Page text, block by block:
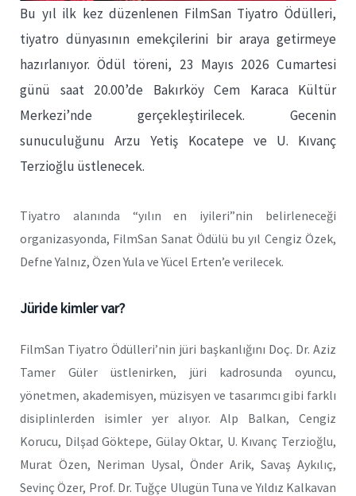
Bu yıl ilk kez düzenlenen FilmSan Tiyatro Ödülleri,
tiyatro dünyasının emekçilerini bir araya getirmeye
hazırlanıyor. Ödül töreni, 23 Mayıs 2026 Cumartesi
günü saat 20.00’de Bakırköy Cem Karaca Kültür
Merkezi’nde gerçekleştirilecek. Gecenin
sunuculuğunu Arzu Yetiş Kocatepe ve U. Kıvanç
Terzioğlu üstlenecek.
Tiyatro alanında “yılın en iyileri”nin belirleneceği
organizasyonda, FilmSan Sanat Ödülü bu yıl Cengiz Özek,
Defne Yalnız, Özen Yula ve Yücel Erten’e verilecek.
Jüride kimler var?
FilmSan Tiyatro Ödülleri’nin jüri başkanlığını Doç. Dr. Aziz
Tamer Güler üstlenirken, jüri kadrosunda oyuncu,
yönetmen, akademisyen, müzisyen ve tasarımcı gibi farklı
disiplinlerden isimler yer alıyor. Alp Balkan, Cengiz
Korucu, Dilşad Göktepe, Gülay Oktar, U. Kıvanç Terzioğlu,
Murat Özen, Neriman Uysal, Önder Arik, Savaş Aykılıç,
Sevinç Özer, Prof. Dr. Tuğçe Ulugün Tuna ve Yıldız Kalkavan